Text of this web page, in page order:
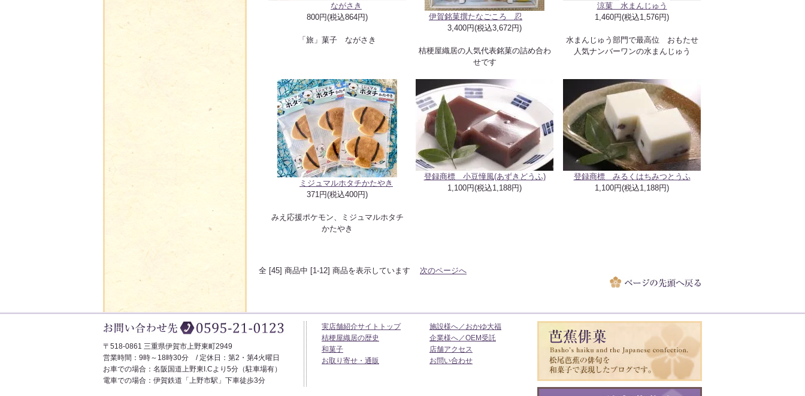
ながさき
800円(税込864円)
「旅」菓子 ながさき
伊賀銘菓撰たなごころ 忍
3,400円(税込3,672円)
桔梗屋織居の人気代表銘菓の詰め合わ
せです
涼菓 水まんじゅう
1,460円(税込1,576円)
水まんじゅう部門で最高位 おもたせ
人気ナンバーワンの水まんじゅう
ミジュマルホタチかたやき
371円(税込400円)
みえ応援ポケモン、ミジュマルホタチ
かたやき
登録商標 小豆憧風(あずきどうふ)
1,100円(税込1,188円)
登録商標 みるくはちみつとうふ
1,100円(税込1,188円)
全 [45] 商品中 [1-12] 商品を表示しています 次のページへ
〒518-0861 三重県伊賀市上野東町2949
営業時間：9時～18時30分 / 定休日：第2・第4火曜日
お車での場合：名阪国道上野東I.Cより5分（駐車場有）
電車での場合：伊賀鉄道「上野市駅」下車徒歩3分
実店舗紹介サイトトップ
桔梗屋織居の歴史
和菓子
お取り寄せ・通販
施設様へ／おかゆ大福
企業様へ／OEM受託
店舗アクセス
お問い合わせ